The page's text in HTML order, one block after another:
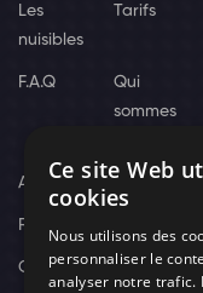
Les
nuisibles
Tarifs
F.A.Q
Qui
sommes
Actus
Recrutement
Contact
Ce site Web
cookies
Nous utilisons des
personnaliser le
analyser notre trafic.